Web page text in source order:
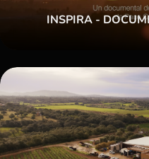
INSPIRA -